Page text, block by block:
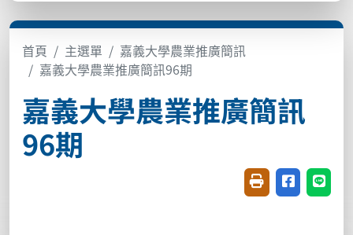
首頁 主選單
嘉義大學農業推廣簡訊
嘉義大學農業推廣簡訊96期
嘉義大學農業推廣簡訊
96期
友善列印(開新視
分享至臉書
分享